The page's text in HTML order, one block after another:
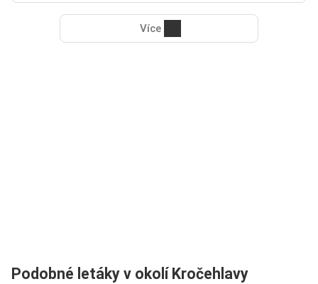
Více
Podobné letáky v okolí Kročehlavy